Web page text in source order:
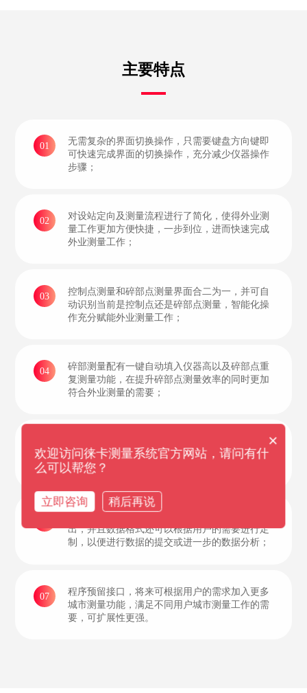
主要特点
01
无需复杂的界面切换操作，只需要键盘方向键即
可快速完成界面的切换操作，充分减少仪器操作
步骤；
02
对设站定向及测量流程进行了简化，使得外业测
量工作更加方便快捷，一步到位，进而快速完成
外业测量工作；
03
控制点测量和碎部点测量界面合二为一，并可自
动识别当前是控制点还是碎部点测量，智能化操
作充分赋能外业测量工作；
04
碎部测量配有一键自动填入仪器高以及碎部点重
复测量功能，在提升碎部点测量效率的同时更加
符合外业测量的需要；
05
和距离提示移动至需要放样的点位即可，一定程
度上提高了放样测量工作效率；
测量数据和计算结果可以通过文本的方式进行输
出，并且数据格式还可以根据用户的需要进行定
制，以便进行数据的提交或进一步的数据分析；
07
程序预留接口，将来可根据用户的需求加入更多
城市测量功能，满足不同用户城市测量工作的需
要，可扩展性更强。
×
欢迎访问徕卡测量系统官方网站，请问有什
么可以帮您？
立即咨询 稍后再说